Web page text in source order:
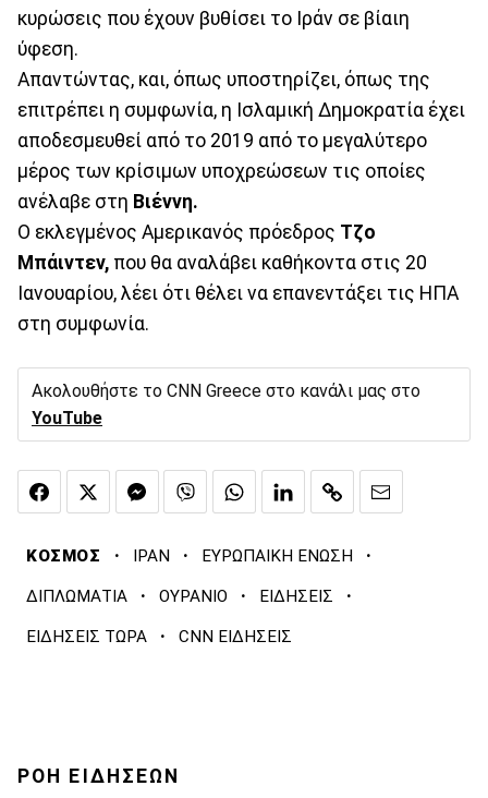
κυρώσεις που έχουν βυθίσει το Ιράν σε βίαιη
ύφεση.
Απαντώντας, και, όπως υποστηρίζει, όπως της
επιτρέπει η συμφωνία, η Ισλαμική Δημοκρατία έχει
αποδεσμευθεί από το 2019 από το μεγαλύτερο
μέρος των κρίσιμων υποχρεώσεων τις οποίες
ανέλαβε στη Βιέννη.
Ο εκλεγμένος Αμερικανός πρόεδρος Τζο
Μπάιντεν, που θα αναλάβει καθήκοντα στις 20
Ιανουαρίου, λέει ότι θέλει να επανεντάξει τις ΗΠΑ
στη συμφωνία.
Ακολουθήστε το CNN Greece στο κανάλι μας στο
YouTube
ΚΟΣΜΟΣ · ΙΡΑΝ · ΕΥΡΩΠΑΙΚΗ ΕΝΩΣΗ ·
ΔΙΠΛΩΜΑΤΙΑ · ΟΥΡΑΝΙΟ · ΕΙΔΗΣΕΙΣ ·
ΕΙΔΗΣΕΙΣ ΤΩΡΑ · CNN ΕΙΔΗΣΕΙΣ
ΡΟΗ ΕΙΔΗΣΕΩΝ